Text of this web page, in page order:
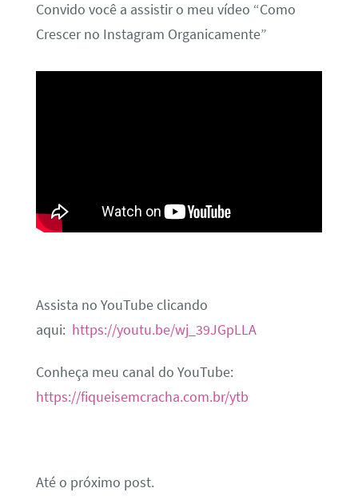
Convido você a assistir o meu vídeo “Como
Crescer no Instagram Organicamente”
Assista no YouTube clicando
aqui: https://youtu.be/wj_39JGpLLA
Conheça meu canal do YouTube:
https://fiqueisemcracha.com.br/ytb
Até o próximo post.